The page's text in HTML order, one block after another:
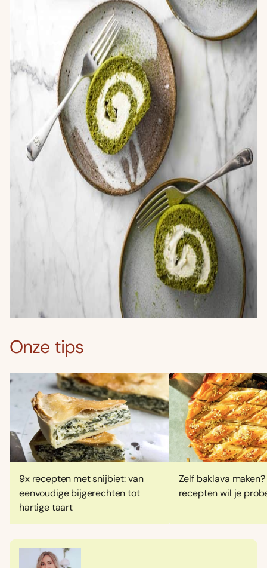
Onze tips
9x recepten met snijbiet: van
eenvoudige bijgerechten tot
hartige taart
Zelf baklava
recepten wil je